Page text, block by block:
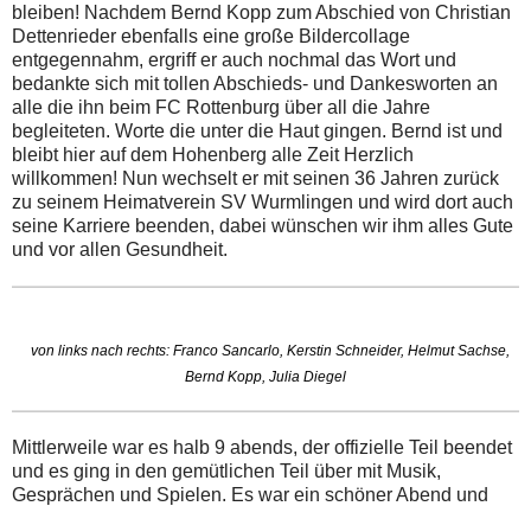
bleiben! Nachdem Bernd Kopp zum Abschied von Christian
Dettenrieder ebenfalls eine große Bildercollage
entgegennahm, ergriff er auch nochmal das Wort und
bedankte sich mit tollen Abschieds- und Dankesworten an
alle die ihn beim FC Rottenburg über all die Jahre
begleiteten. Worte die unter die Haut gingen. Bernd ist und
bleibt hier auf dem Hohenberg alle Zeit Herzlich
willkommen! Nun wechselt er mit seinen 36 Jahren zurück
zu seinem Heimatverein SV Wurmlingen und wird dort auch
seine Karriere beenden, dabei wünschen wir ihm alles Gute
und vor allen Gesundheit.
von links nach rechts: Franco Sancarlo, Kerstin Schneider, Helmut Sachse,
Bernd Kopp, Julia Diegel
Mittlerweile war es halb 9 abends, der offizielle Teil beendet
und es ging in den gemütlichen Teil über mit Musik,
Gesprächen und Spielen. Es war ein schöner Abend und